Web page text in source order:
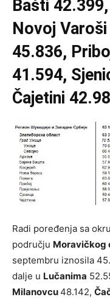
Bašti
Novoj
45.836,
41.594,
Čajetini
Radi poređenja sa
području Moravičkog
septembru iznosila
dalje u Lučanima
Milanovcu48.142,